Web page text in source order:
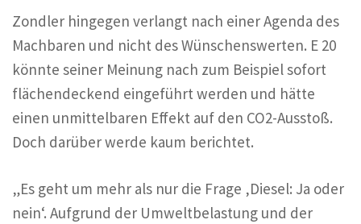
Zondler hingegen verlangt nach einer Agenda des
Machbaren und nicht des Wünschenswerten. E 20
könnte seiner Meinung nach zum Beispiel sofort
flächendeckend eingeführt werden und hätte
einen unmittelbaren Effekt auf den CO2-Ausstoß.
Doch darüber werde kaum berichtet.
„Es geht um mehr als nur die Frage ‚Diesel: Ja oder
nein‘. Aufgrund der Umweltbelastung und der